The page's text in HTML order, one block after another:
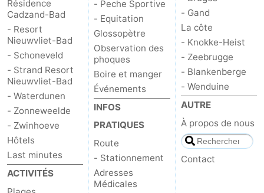
Résidence
Cadzand-Bad
- Resort
Nieuwvliet-Bad
- Schoneveld
- Strand Resort
Nieuwvliet-Bad
- Waterdunen
- Zonneweelde
- Zwinhoeve
Hôtels
Last minutes
ACTIVITÉS
- Peche Sportive
- Equitation
Glossopètre
Observation des
phoques
Boire et manger
Événements
INFOS
PRATIQUES
Route
- Stationnement
Adresses
Médicales
- Gand
La côte
- Knokke-Heist
- Zeebrugge
- Blankenberge
- Wenduine
AUTRE
À propos de nous
Contact